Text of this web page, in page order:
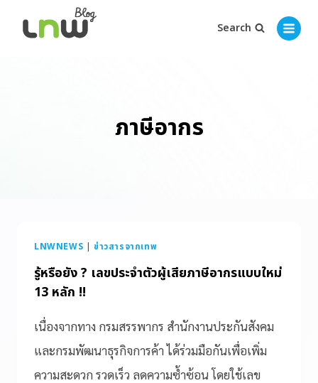
Search
ภาษีอากร
LNWNEWS | ข่าวสารจากเทพ
รู้หรือยัง ? เลขประจำตัวผู้เสียภาษีอากรแบบใหม่
13 หลัก !!
เนื่องจากทาง กรมสรรพากร สำนักงานประกันสังคม
และกรมพัฒนาธุรกิจการค้า ได้ร่วมมือกันเพื่อเพิ่ม
ความสะดวก รวดเร็ว ลดความซ้ำซ้อน โดยใช้เลข